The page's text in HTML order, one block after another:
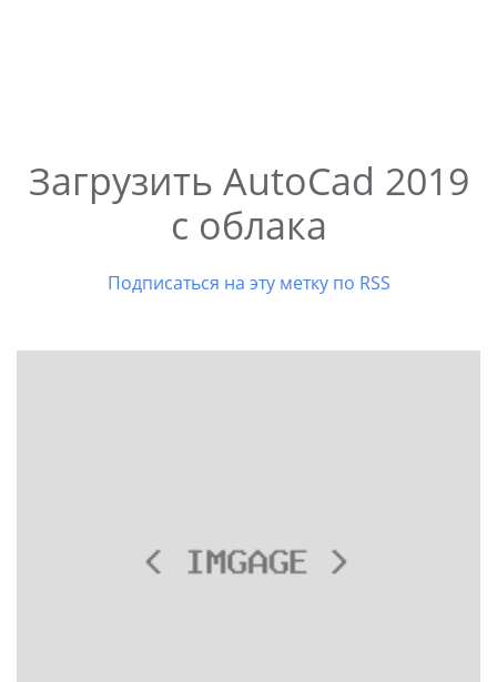
Загрузить AutoCad 2019
с облака
Подписаться на эту метку по RSS